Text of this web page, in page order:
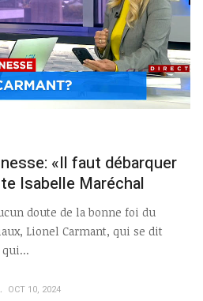
«Il faut débarquer
Isabelle Maréchal
doute de la bonne foi du
Lionel Carmant, qui se dit
OCT 10, 2024